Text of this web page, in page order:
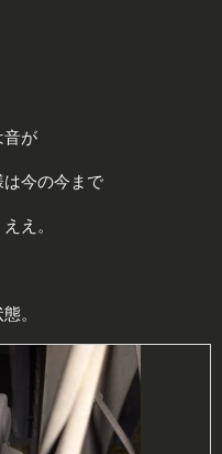
音が
今の今まで
え。
。